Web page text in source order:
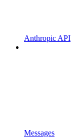
Anthropic API
Messages